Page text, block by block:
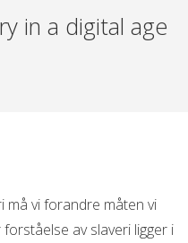
in a digital age
må vi forandre måten vi
av slaveri ligger i